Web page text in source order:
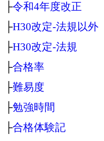
├令和4年度改正
├H30改定‐法規以外
├H30改定‐法規
├合格率
├難易度
├勉強時間
├合格体験記